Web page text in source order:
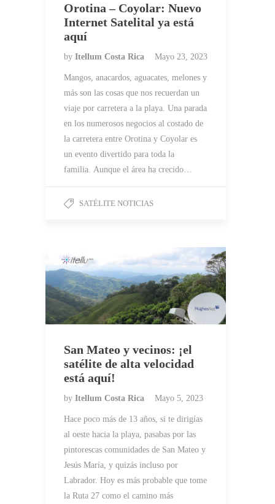
Orotina – Coyolar: Nuevo
Internet Satelital ya está
aquí
by Itellum Costa Rica Mayo 23, 2023
Mangos, anacardos, aguacates, melones y
más son las cosas que nos recuerdan un
viaje por carretera a la playa. Una parada
en los numerosos negocios al costado de
la carretera entre Orotina y Coyolar es
un evento divertido para toda la
familia. Aunque el área ha crecido…
SATÉLITE NOTICIAS
San Mateo y vecinos: ¡el
satélite de alta velocidad
está aquí!
by Itellum Costa Rica Mayo 5, 2023
Hace poco más de 13 años, si te dirigías
al oeste hacia la playa, pasabas por las
pintorescas comunidades de San Mateo y
Jesús María, y quizás incluso por
Labrador. Hoy es más probable que tome
la Ruta 27 como el camino más